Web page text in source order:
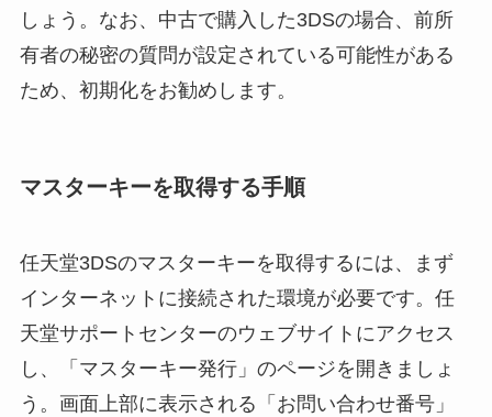
しょう。なお、中古で購入した3DSの場合、前所
有者の秘密の質問が設定されている可能性がある
ため、初期化をお勧めします。
マスターキーを取得する手順
任天堂3DSのマスターキーを取得するには、まず
インターネットに接続された環境が必要です。任
天堂サポートセンターのウェブサイトにアクセス
し、「マスターキー発行」のページを開きましょ
う。画面上部に表示される「お問い合わせ番号」